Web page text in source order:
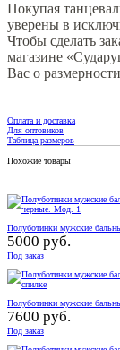
Покупая
уверены в
Чтобы сделать
магазине
Вас о
Оплата и доставка
Для оптовиков
Таблица размеров
Похожие товары
Полуботинки мужские
5000 руб.
Под заказ
Полуботинки мужские
7600 руб.
Под заказ